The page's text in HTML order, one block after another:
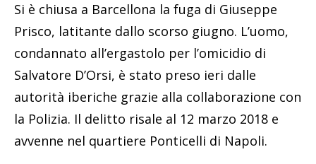
Si è chiusa a Barcellona la fuga di Giuseppe
Prisco, latitante dallo scorso giugno. L’uomo,
condannato all’ergastolo per l’omicidio di
Salvatore D’Orsi, è stato preso ieri dalle
autorità iberiche grazie alla collaborazione con
la Polizia. Il delitto risale al 12 marzo 2018 e
avvenne nel quartiere Ponticelli di Napoli.